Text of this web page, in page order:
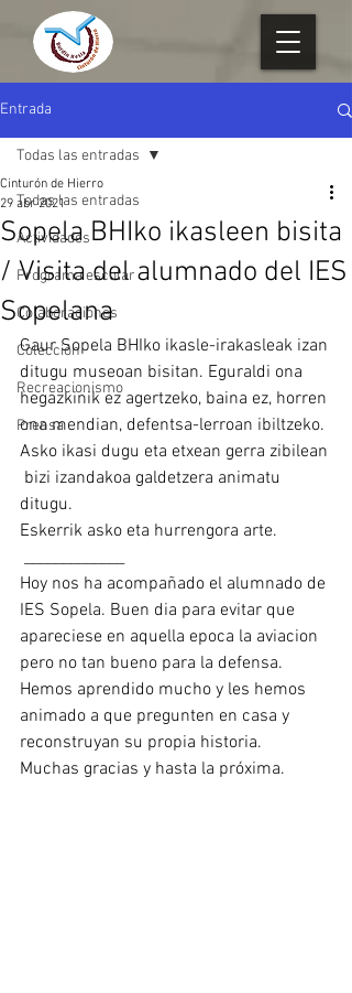
Entrada
Todas las entradas
Actividades
Programa escolar
Colaboraciones
Colección
Recreacionismo
Prensa
Todas las entradas
Sopela BHIko ikasleen bisita
/ Visita del alumnado del IES
Sopelana
Cinturón de Hierro
29 abr 2021
Gaur Sopela BHIko ikasle-irakasleak izan
ditugu museoan bisitan. Eguraldi ona
hegazkinik ez agertzeko, baina ez, horren
ona mendian, defentsa-lerroan ibiltzeko.
Asko ikasi dugu eta etxean gerra zibilean
bizi izandakoa galdetzera animatu
ditugu.
Eskerrik asko eta hurrengora arte.
_____________
Hoy nos ha acompañado el alumnado de
IES Sopela. Buen dia para evitar que
apareciese en aquella epoca la aviacion
pero no tan bueno para la defensa.
Hemos aprendido mucho y les hemos
animado a que pregunten en casa y
reconstruyan su propia historia.
Muchas gracias y hasta la próxima.